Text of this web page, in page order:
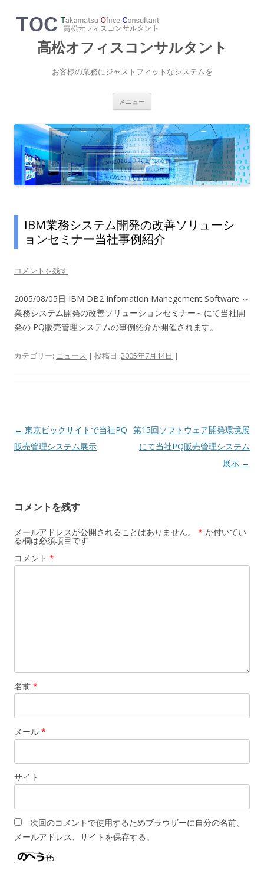
高松オフィスコンサルタント
お客様の業務にジャストフィットなシステムを
メニュー
ン
ツ
へ
ス
キ
ッ
プ
IBM業務システム開発の改善ソリューシ
ョンセミナー当社事例紹介
コメントを残す
2005/08/05日 IBM DB2 Infomation Manegement Software ～
業務システム開発の改善ソリューションセミナー～にて当社開
発の PQ販売管理システムの事例紹介が開催されます。
カテゴリー: ニュース | 投稿日: 2005年7月14日 |
投
稿
ー
シ
ョ
ン
← 東京ビックサイトで当社PQ
販売管理システム展示
第15回ソフトウェア開発環境展
にて当社PQ販売管理システム
展示 →
コメントを残す
メールアドレスが公開されることはありません。 * が付いてい
る欄は必須項目です
コメント *
名前 *
メール *
サイト
次回のコメントで使用するためブラウザーに自分の名前、
メールアドレス、サイトを保存する。